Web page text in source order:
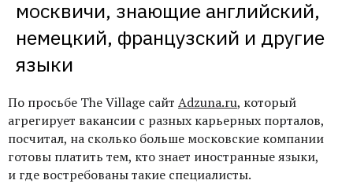
москвичи, знающие английский,
немецкий, французский и другие
языки
По просьбе The Village сайт Adzuna.ru, который
агрегирует вакансии с разных карьерных порталов,
посчитал, на сколько больше московские компании
готовы платить тем, кто знает иностранные языки,
и где востребованы такие специалисты.